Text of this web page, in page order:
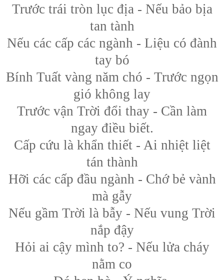
Trước trái tròn lục địa - Nếu bảo bịa
tan tành
Nếu các cấp các ngành - Liệu có đành
tay bó
Bính Tuất vàng năm chó - Trước ngọn
gió không lay
Trước vận Trời đổi thay - Cần làm
ngay điều biết.
Cấp cứu là khẩn thiết - Ai nhiệt liệt
tán thành
Hỡi các cấp đầu ngành - Chớ bẻ vành
mà gẫy
Nếu gầm Trời là bẫy - Nếu vung Trời
nắp đậy
Hỏi ai cậy mình to? - Nếu lửa cháy
nằm co